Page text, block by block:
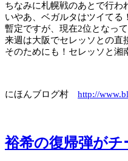
ちなみに札幌戦のあとで行わ
いやあ、ベガルタはツイてる
暫定ですが、現在2位となって
来週は大阪でセレッソとの直
そのためにも！セレッソと湘
にほんブログ村 http://
裕希の復帰弾がチ